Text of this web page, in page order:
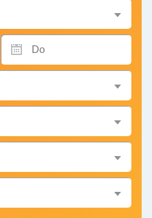
TERMÍN
DO